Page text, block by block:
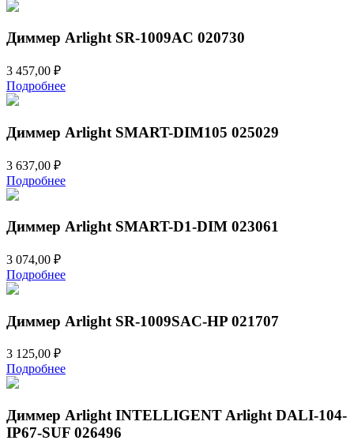
Диммер Arlight SR-1009AC 020730
3 457,00 ₽
Подробнее
Диммер Arlight SMART-DIM105 025029
3 637,00 ₽
Подробнее
Диммер Arlight SMART-D1-DIM 023061
3 074,00 ₽
Подробнее
Диммер Arlight SR-1009SAC-HP 021707
3 125,00 ₽
Подробнее
Диммер Arlight INTELLIGENT Arlight DALI-104-
IP67-SUF 026496